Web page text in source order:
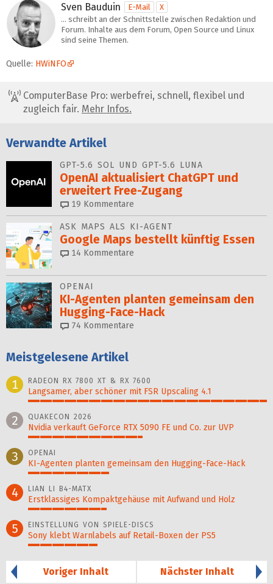
Sven Bauduin E-Mail
X
… schreibt an der Schnittstelle zwischen Redaktion und
Forum. Inhalte aus dem Forum, Open Source und Linux
sind seine Themen.
Quelle: HWiNFO
ComputerBase Pro: werbefrei, schnell, flexibel und
zugleich fair. Mehr Infos.
Verwandte Artikel
GPT-5.6 SOL UND GPT-5.6 LUNA
OpenAI aktualisiert ChatGPT und
erweitert Free-Zugang
19 Kommentare
ASK MAPS ALS KI-AGENT
Google Maps bestellt künftig Essen
14 Kommentare
OPENAI
KI-Agenten planten gemein­sam den
Hugging-Face-Hack
74 Kommentare
Meistgelesene Artikel
1
RADEON RX 7800 XT & RX 7600
Langsamer, aber schöner mit FSR Upscaling 4.1
2 QUAKECON 2026
Nvidia verkauft GeForce RTX 5090 FE und Co. zur UVP
3 OPENAI
KI-Agenten planten gemein­sam den Hugging-Face-Hack
4 LIAN LI B4-MATX
Erstklassiges Kompaktgehäuse mit Aufwand und Holz
5 EINSTELLUNG VON SPIELE-DISCS
Sony klebt Warnlabels auf Retail-Boxen der PS5
Voriger Inhalt
Nächster Inhalt